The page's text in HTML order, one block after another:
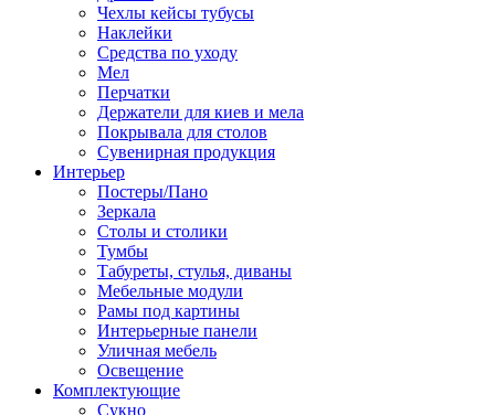
Чехлы кейсы тубусы
Наклейки
Средства по уходу
Мел
Перчатки
Держатели для киев и мела
Покрывала для столов
Сувенирная продукция
Интерьер
Постеры/Пано
Зеркала
Столы и столики
Тумбы
Табуреты, стулья, диваны
Мебельные модули
Рамы под картины
Интерьерные панели
Уличная мебель
Освещение
Комплектующие
Сукно